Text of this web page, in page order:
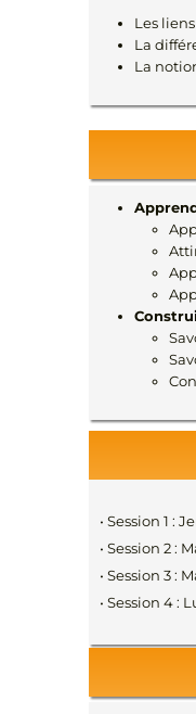
Les
La
La
• Session 1 :
• Session 2 :
• Session 3 :
• Session 4 :